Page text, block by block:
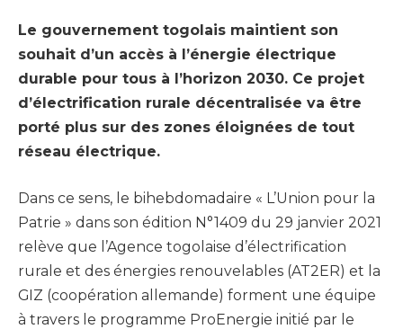
Le gouvernement togolais maintient son
souhait d’un accès à l’énergie électrique
durable pour tous à l’horizon 2030. Ce projet
d’électrification rurale décentralisée va être
porté plus sur des zones éloignées de tout
réseau électrique.
Dans ce sens, le bihebdomadaire « L’Union pour la
Patrie » dans son édition N°1409 du 29 janvier 2021
relève que l’Agence togolaise d’électrification
rurale et des énergies renouvelables (AT2ER) et la
GIZ (coopération allemande) forment une équipe
à travers le programme ProEnergie initié par le